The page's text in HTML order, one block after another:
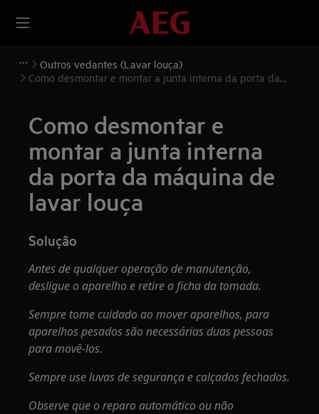
Outros vedantes (Lavar louça)
Como desmontar e montar a junta interna da porta da
Como desmontar e
montar a junta interna
da porta da máquina de
lavar louça
Solução
Antes de qualquer operação de manutenção,
desligue o aparelho e retire a ficha da tomada.
Sempre tome cuidado ao mover aparelhos, para
aparelhos pesados são necessárias duas pessoas
para movê-los.
Sempre use luvas de segurança e calçados fechados.
Observe que o reparo automático ou não